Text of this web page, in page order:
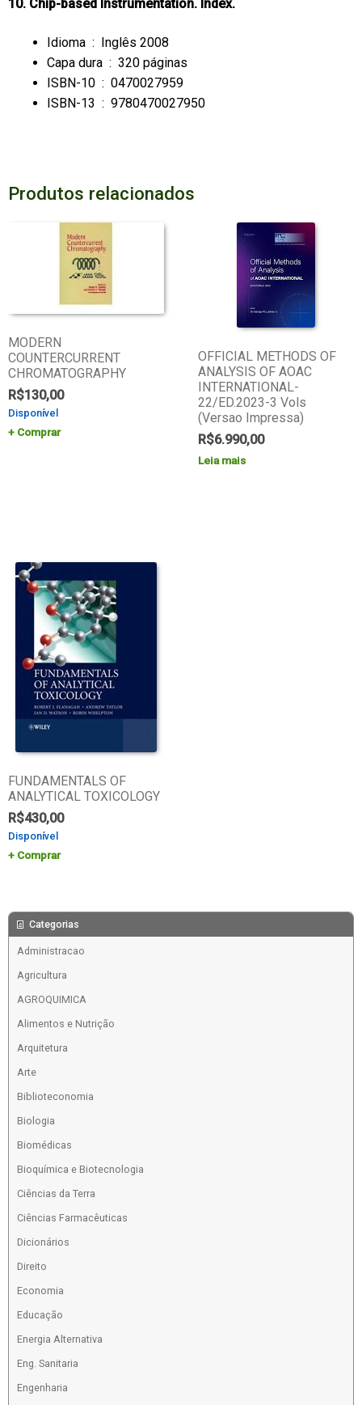
10. Chip-based Instrumentation. Index.
Idioma ‏ : ‎ Inglês 2008
Capa dura ‏ : ‎ 320 páginas
ISBN-10 ‏ : ‎ 0470027959
ISBN-13 ‏ : ‎ 9780470027950
Produtos relacionados
MODERN
COUNTERCURRENT
CHROMATOGRAPHY
R$130,00
Disponível
Comprar
OFFICIAL METHODS OF
ANALYSIS OF AOAC
INTERNATIONAL-
22/ED.2023-3 Vols
(Versao Impressa)
R$6.990,00
Leia mais
FUNDAMENTALS OF
ANALYTICAL TOXICOLOGY
R$430,00
Disponível
Comprar
Categorias
Administracao
Agricultura
AGROQUIMICA
Alimentos e Nutrição
Arquitetura
Arte
Biblioteconomia
Biologia
Biomédicas
Bioquímica e Biotecnologia
Ciências da Terra
Ciências Farmacêuticas
Dicionários
Direito
Economia
Educação
Energia Alternativa
Eng. Sanitaria
Engenharia